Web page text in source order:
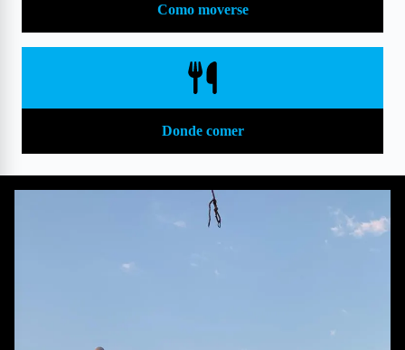
Como moverse
Donde comer